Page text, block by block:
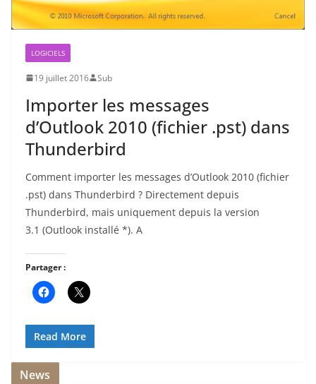
LOGICIELS
19 juillet 2016 Sub
Importer les messages
d’Outlook 2010 (fichier .pst) dans
Thunderbird
Comment importer les messages d’Outlook 2010 (fichier
.pst) dans Thunderbird ? Directement depuis
Thunderbird, mais uniquement depuis la version
3.1 (Outlook installé *). A
Partager :
Read More
News